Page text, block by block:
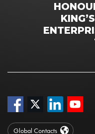
Global Contacts